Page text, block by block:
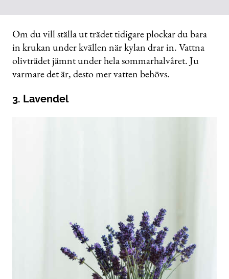
Om du vill ställa ut trädet tidigare plockar du bara
in krukan under kvällen när kylan drar in. Vattna
olivträdet jämnt under hela sommarhalvåret. Ju
varmare det är, desto mer vatten behövs.
3. Lavendel